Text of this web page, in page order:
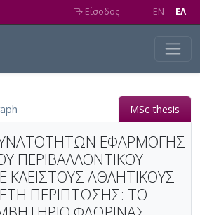
Είσοδος EN EΛ
MSc thesis
ΕΦΑΡΜΟΓΗΣ
ΠΕΡΙΒΑΛΛΟΝΤΙΚΟΥ
ΚΛΕΙΣΤΟΥΣ ΑΘΛΗΤΙΚΟΥΣ
ΠΕΡΙΠΤΩΣΗΣ: ΤΟ